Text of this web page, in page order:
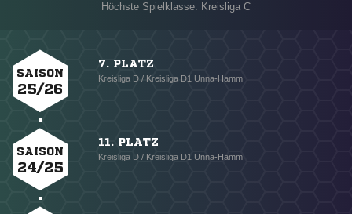
Höchste Spielklasse: Kreisliga C
SAISON
25/26
7. PLATZ
Kreisliga D / Kreisliga D1 Unna-Hamm
SAISON
24/25
11. PLATZ
Kreisliga D / Kreisliga D1 Unna-Hamm